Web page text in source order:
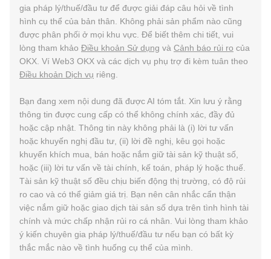
gia pháp lý/thuế/đầu tư để được giải đáp câu hỏi về tình
hình cụ thể của bản thân. Không phải sản phẩm nào cũng
được phân phối ở mọi khu vực. Để biết thêm chi tiết, vui
lòng tham khảo Điều khoản Sử dụng và Cảnh báo rủi ro của
OKX. Ví Web3 OKX và các dịch vụ phụ trợ đi kèm tuân theo
Điều khoản Dịch vụ riêng.
Bạn đang xem nội dung đã được AI tóm tắt. Xin lưu ý rằng
thông tin được cung cấp có thể không chính xác, đầy đủ
hoặc cập nhật. Thông tin này không phải là (i) lời tư vấn
hoặc khuyến nghị đầu tư, (ii) lời đề nghị, kêu gọi hoặc
khuyến khích mua, bán hoặc nắm giữ tài sản kỹ thuật số,
hoặc (iii) lời tư vấn về tài chính, kế toán, pháp lý hoặc thuế.
Tài sản kỹ thuật số đều chịu biến động thị trường, có độ rủi
ro cao và có thể giảm giá trị. Bạn nên cân nhắc cẩn thận
việc nắm giữ hoặc giao dịch tài sản số dựa trên tình hình tài
chính và mức chấp nhận rủi ro cá nhân. Vui lòng tham khảo
ý kiến chuyên gia pháp lý/thuế/đầu tư nếu bạn có bất kỳ
thắc mắc nào về tình huống cụ thể của mình.